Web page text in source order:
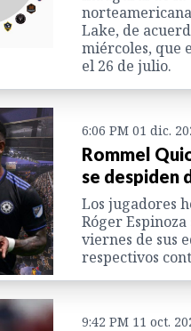
Lake, de
miércoles, que
el 26 de julio.
6:06 PM 01 dic.
Rommel
se despiden
Los jugadores
Róger
viernes de sus
respectivos
9:42 PM 11 oct.